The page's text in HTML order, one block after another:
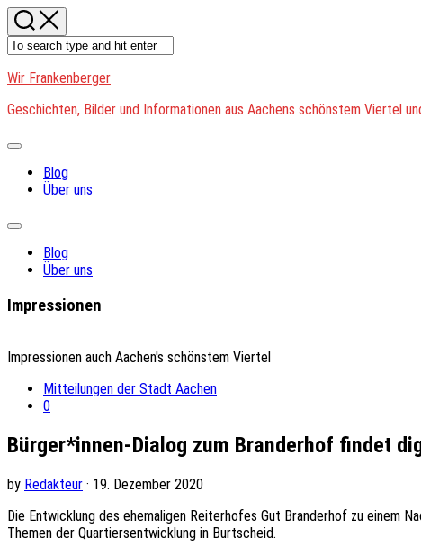
Skip
to
content
Wir Frankenberger
Geschichten, Bilder und Informationen aus Aachens schönstem Viertel
Expand
Blog
Über uns
Expand
Blog
Über uns
Impressionen
Impressionen auch Aachen's schönstem Viertel
Mitteilungen der Stadt Aachen
0
Bürger*innen-Dialog zum Branderhof findet
by Redakteur · 19. Dezember 2020
Die Entwicklung des ehemaligen Reiterhofes Gut Branderhof zu einem
Themen der Quartiersentwicklung in Burtscheid.